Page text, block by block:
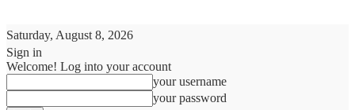
Saturday, August 8, 2026
Sign in
Welcome! Log into your account
your username
your password